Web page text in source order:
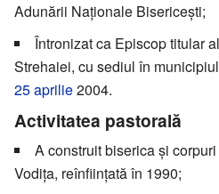
Adunării Naționale Bisericești;
Întronizat ca Episcop titular
Strehaiei, cu sediul în
25 aprilie2004.
Activitatea pastorală
A construit biserica și
Vodița, reînființată în 1990;